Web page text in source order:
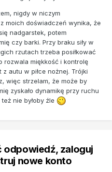
nigdy w niczym
moich doświadczeń wynika, że
nadgarstek, potem
czy barki. Przy braku siły w
rzutach trzeba posiłkować
rozwala miękkość i kontrolę
autu w piłce nożnej. Trójki
więc strzelam, że może by
zyskało dynamikę przy ruchu
nie byłoby źle
odpowiedź, zaloguj
nowe konto